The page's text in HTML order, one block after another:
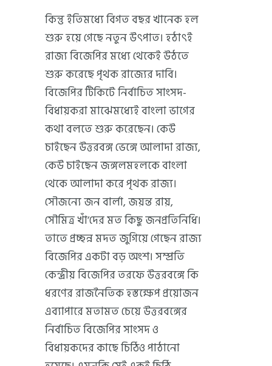
কিন্তু ইতিমধ্যে বিগত বছর খানেক হল
শুরু হয়ে গেছে নতুন উৎপাত। হঠাৎই
রাজ্য বিজেপির মধ্যে থেকেই উঠতে
শুরু করেছে পৃথক রাজ্যের দাবি।
বিজেপির টিকিটে নির্বাচিত সাংসদ-
বিধায়করা মাঝেমধ্যেই বাংলা ভাগের
কথা বলতে শুরু করেছেন। কেউ
চাইছেন উত্তরবঙ্গ ভেঙ্গে আলাদা রাজ্য,
কেউ চাইছেন জঙ্গলমহলকে বাংলা
থেকে আলাদা করে পৃথক রাজ্য।
সৌজন্যে জন বার্লা, জয়ন্ত রায়,
সৌমিত্র খাঁ’দের মত কিছু জনপ্রতিনিধি।
তাতে প্রচ্ছন্ন মদত জুগিয়ে গেছেন রাজ্য
বিজেপির একটা বড় অংশ। সম্প্রতি
কেন্দ্রীয় বিজেপির তরফে উত্তরবঙ্গে কি
ধরণের রাজনৈতিক হস্তক্ষেপ প্রয়োজন
এব্যাপারে মতামত চেয়ে উত্তরবঙ্গের
নির্বাচিত বিজেপির সাংসদ ও
বিধায়কদের কাছে চিঠিও পাঠানো